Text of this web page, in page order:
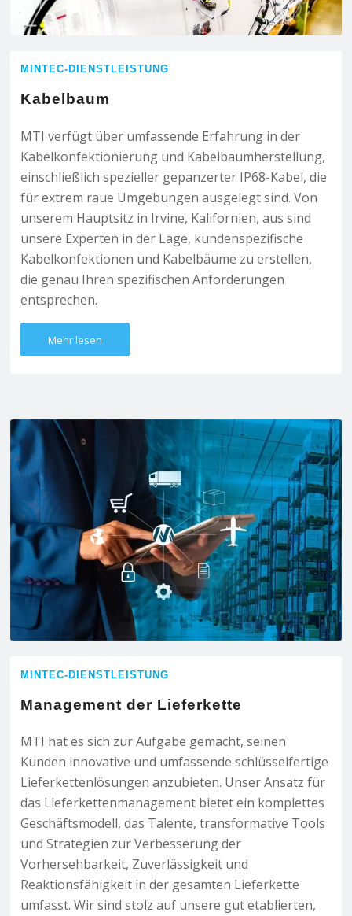
MINTEC-DIENSTLEISTUNG
Kabelbaum
MTI verfügt über umfassende Erfahrung in der
Kabelkonfektionierung und Kabelbaumherstellung,
einschließlich spezieller gepanzerter IP68-Kabel, die
für extrem raue Umgebungen ausgelegt sind. Von
unserem Hauptsitz in Irvine, Kalifornien, aus sind
unsere Experten in der Lage, kundenspezifische
Kabelkonfektionen und Kabelbäume zu erstellen,
die genau Ihren spezifischen Anforderungen
entsprechen.
Mehr lesen
MINTEC-DIENSTLEISTUNG
Management der Lieferkette
MTI hat es sich zur Aufgabe gemacht, seinen
Kunden innovative und umfassende schlüsselfertige
Lieferkettenlösungen anzubieten. Unser Ansatz für
das Lieferkettenmanagement bietet ein komplettes
Geschäftsmodell, das Talente, transformative Tools
und Strategien zur Verbesserung der
Vorhersehbarkeit, Zuverlässigkeit und
Reaktionsfähigkeit in der gesamten Lieferkette
umfasst. Wir sind stolz auf unsere gut etablierten,